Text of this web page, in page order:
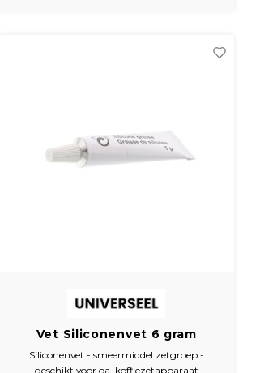
Vet Siliconenvet 6 gram
geschikt voor saeco,
delonghi, siemens
Siliconenvet - smeermiddel zetgroep -
geschikt voor oa. koffiezetapparaat